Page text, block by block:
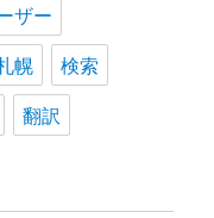
ザー
幌
検索
翻訳